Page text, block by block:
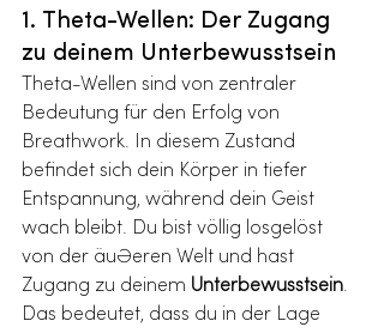
1. Theta-Wellen: Der Zugang
zu deinem Unterbewusstsein
Theta-Wellen sind von zentraler
Bedeutung für den Erfolg von
Breathwork. In diesem Zustand
befindet sich dein Körper in tiefer
Entspannung, während dein Geist
wach bleibt. Du bist völlig losgelöst
von der äußeren Welt und hast
Zugang zu deinem Unterbewusstsein.
Das bedeutet, dass du in der Lage